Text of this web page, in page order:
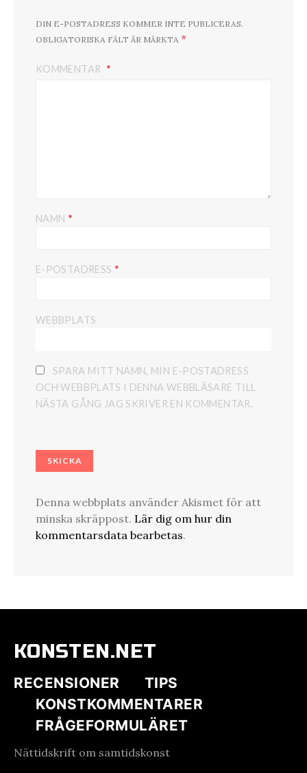
DIN E-POSTADRESS KOMMER INTE PUBLICERAS.
OBLIGATORISKA FÄLT ÄR MÄRKTA *
KOMMENTAR
NAMN *
E-POSTADRESS *
WEBBPLATS
SPARA MITT NAMN, MIN E-POSTADRESS
OCH WEBBPLATS I DENNA WEBBLÄSARE TILL
NÄSTA GÅNG JAG SKRIVER EN KOMMENTAR.
Denna webbplats använder Akismet för att
minska skräppost. Lär dig om hur din
kommentarsdata bearbetas.
KONSTEN.NET
RECENSIONER
TIPS
KONSTKOMMENTARER
FRÅGEFORMULÄRET
Nättidskrift om samtidskonst